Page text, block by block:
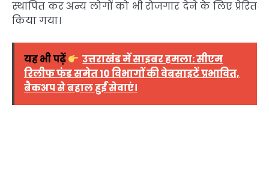
स्थापित कर अन्य लोगों को भी रोजगार देने के लिए प्रेरित
किया गया।
यह भी पढ़ें
उत्तराखंड में साइबर हमला: सीएम
रिलीफ फंड समेत 10 विभागों की वेबसाइटें प्रभावित,
बैकअप से बहाल हुईं सेवाएं।